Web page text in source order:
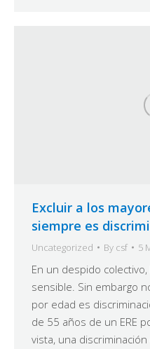
Excluir a los
siempre es
Uncategorized By csf 5
En un despido
sensible. Sin embargo
por edad es
de 55 años de un ERE
vista, una